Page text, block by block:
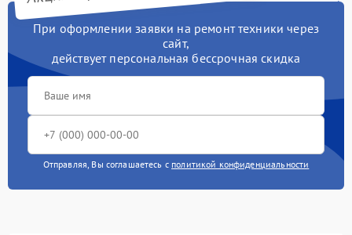
При оформлении заявки на ремонт техники через
сайт,
действует персональная бессрочная скидка
Отправляя, Вы соглашаетесь с политикой конфиденциальности